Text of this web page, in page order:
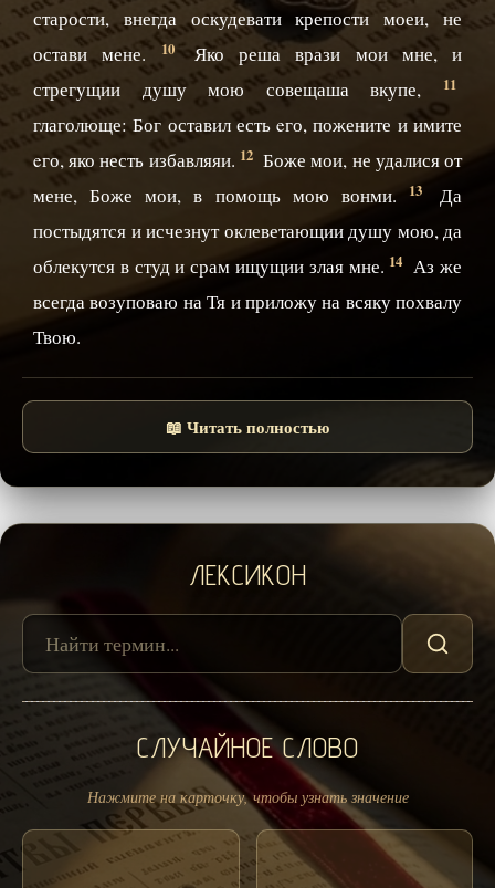
старости, внегда оскудевати крепости моеи, не
остави мене. 10 Яко реша врази мои мне, и
стрегущии душу мою совещаша вкупе,
11
глаголюще: Бог оставил есть eго, пожените и имите
eго, яко несть избавляяи. 12 Боже мои, не удалися от
мене, Боже мои, в помощь мою вонми.
13
Да
постыдятся и исчезнут оклеветающии душу мою, да
облекутся в студ и срам ищущии злая мне. 14 Аз же
всегда возуповаю на Тя и приложу на всяку похвалу
Твою.
📖 Читать полностью
ЛЕКСИКОН
СЛУЧАЙНОЕ СЛОВО
Нажмите на карточку, чтобы узнать значение